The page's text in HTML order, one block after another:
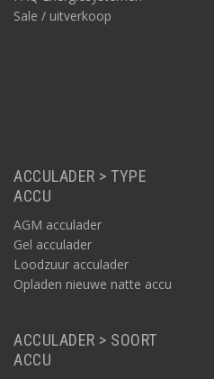
Sale / uitverkoop
ACCULADER > TYPE
ACCU
AGM acculader
Gel acculader
Loodzuur acculader
Opladen nieuwe natte accu
ACCULADER > SOORT
ACCU